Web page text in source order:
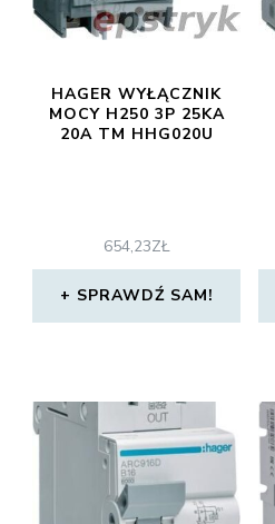
HAGER WYŁĄCZNIK
MOCY H250 3P 25KA
20A TM HHG020U
654,23ZŁ
SPRAWDŹ SAM!